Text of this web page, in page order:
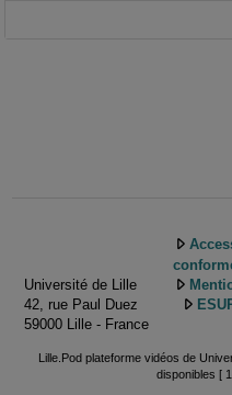
Université de Lille
42, rue Paul Duez
59000 Lille - France
Lille.Pod plateforme vidéos de
disponibles [